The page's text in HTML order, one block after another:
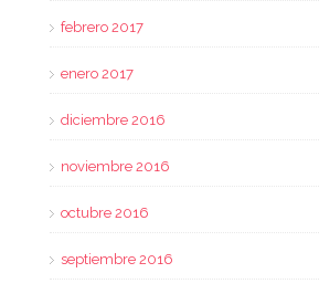
febrero 2017
enero 2017
diciembre 2016
noviembre 2016
octubre 2016
septiembre 2016